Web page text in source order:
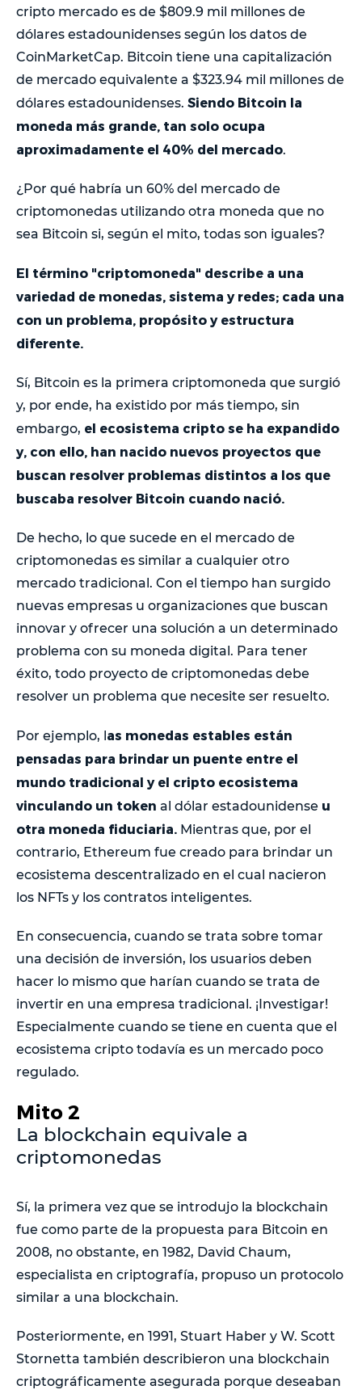
cripto mercado es de $809.9 mil millones de
dólares estadounidenses según los datos de
CoinMarketCap. Bitcoin tiene una capitalización
de mercado equivalente a $323.94 mil millones de
dólares estadounidenses. Siendo Bitcoin la
moneda más grande, tan solo ocupa
aproximadamente el 40% del mercado.
¿Por qué habría un 60% del mercado de
criptomonedas utilizando otra moneda que no
sea Bitcoin si, según el mito, todas son iguales?
El término "criptomoneda" describe a una
variedad de monedas, sistema y redes; cada una
con un problema, propósito y estructura
diferente.
Sí, Bitcoin es la primera criptomoneda que surgió
y, por ende, ha existido por más tiempo, sin
embargo, el ecosistema cripto se ha expandido
y, con ello, han nacido nuevos proyectos que
buscan resolver problemas distintos a los que
buscaba resolver Bitcoin cuando nació.
De hecho, lo que sucede en el mercado de
criptomonedas es similar a cualquier otro
mercado tradicional. Con el tiempo han surgido
nuevas empresas u organizaciones que buscan
innovar y ofrecer una solución a un determinado
problema con su moneda digital. Para tener
éxito, todo proyecto de criptomonedas debe
resolver un problema que necesite ser resuelto.
Por ejemplo, las monedas estables están
pensadas para brindar un puente entre el
mundo tradicional y el cripto ecosistema
vinculando un token al dólar estadounidense u
otra moneda fiduciaria. Mientras que, por el
contrario, Ethereum fue creado para brindar un
ecosistema descentralizado en el cual nacieron
los NFTs y los contratos inteligentes.
En consecuencia, cuando se trata sobre tomar
una decisión de inversión, los usuarios deben
hacer lo mismo que harían cuando se trata de
invertir en una empresa tradicional. ¡Investigar!
Especialmente cuando se tiene en cuenta que el
ecosistema cripto todavía es un mercado poco
regulado.
Mito 2
La blockchain equivale a
criptomonedas
Sí, la primera vez que se introdujo la blockchain
fue como parte de la propuesta para Bitcoin en
2008, no obstante, en 1982, David Chaum,
especialista en criptografía, propuso un protocolo
similar a una blockchain.
Posteriormente, en 1991, Stuart Haber y W. Scott
Stornetta también describieron una blockchain
criptográficamente asegurada porque deseaban